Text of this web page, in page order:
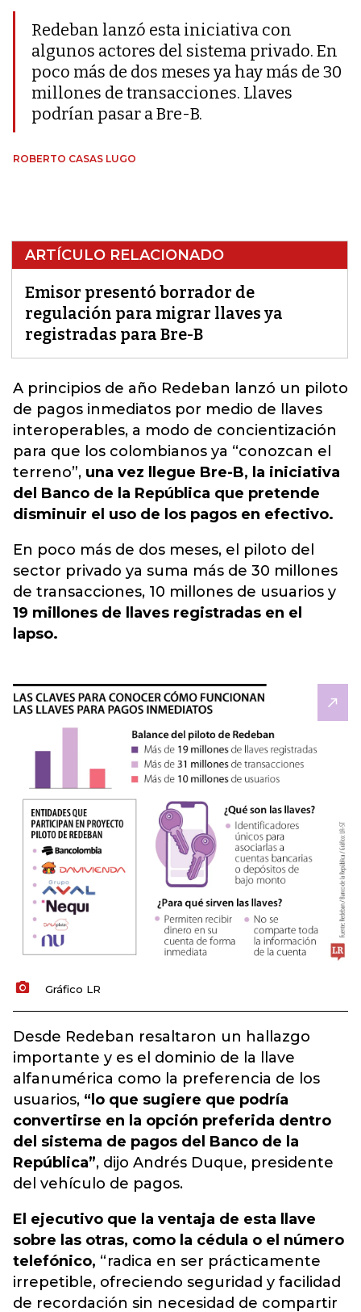
Redeban lanzó esta iniciativa con
algunos actores del sistema privado. En
poco más de dos meses ya hay más de 30
millones de transacciones. Llaves
podrían pasar a Bre-B.
ROBERTO CASAS LUGO
ARTÍCULO RELACIONADO
Emisor presentó borrador de
regulación para migrar llaves ya
registradas para Bre-B
A principios de año Redeban lanzó un piloto
de pagos inmediatos por medio de llaves
interoperables, a modo de concientización
para que los colombianos ya “conozcan el
terreno”, una vez llegue Bre-B, la iniciativa
del Banco de la República que pretende
disminuir el uso de los pagos en efectivo.
En poco más de dos meses, el piloto del
sector privado ya suma más de 30 millones
de transacciones, 10 millones de usuarios y
19 millones de llaves registradas en el
lapso.
Gráfico LR
Desde Redeban resaltaron un hallazgo
importante y es el dominio de la llave
alfanumérica como la preferencia de los
usuarios, “lo que sugiere que podría
convertirse en la opción preferida dentro
del sistema de pagos del Banco de la
República”, dijo Andrés Duque, presidente
del vehículo de pagos.
El ejecutivo que la ventaja de esta llave
sobre las otras, como la cédula o el número
telefónico, “radica en ser prácticamente
irrepetible, ofreciendo seguridad y facilidad
de recordación sin necesidad de compartir